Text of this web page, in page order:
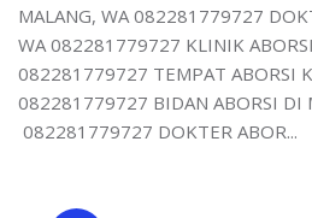
MALANG, WA 082281779727
WA 082281779727 KLINIK
082281779727 TEMPAT ABORSI
082281779727 BIDAN ABORSI DI
082281779727 DOKTER ABOR...